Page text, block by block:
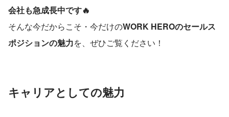
会社も急成長中です🔥
そんな今だからこそ・今だけのWORK HEROのセールス
ポジションの魅力を、ぜひご覧ください！
キャリアとしての魅力